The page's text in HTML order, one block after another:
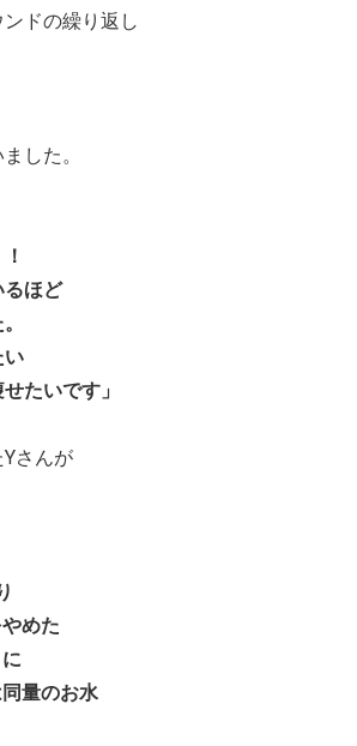
ドの繰り返し
した。
るほど
い
たいです」
さんが
めた
量のお水